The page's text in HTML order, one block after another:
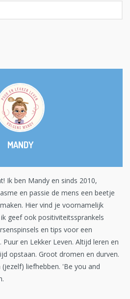
MANDY
Ik ben Mandy en sinds 2010,
en passie de mens een beetje
Hier vind je voornamelijk
geef ook positiviteitssprankels
en tips voor een
en Lekker Leven. Altijd leren en
opstaan. Groot dromen en durven.
liefhebben. 'Be you and